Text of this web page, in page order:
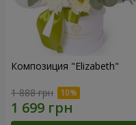
Композиция "Elizabeth"
1 888 грн